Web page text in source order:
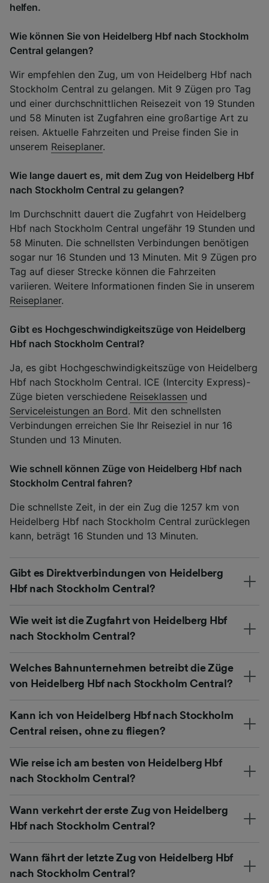
helfen.
Wie können Sie von Heidelberg Hbf nach Stockholm
Central gelangen?
Wir empfehlen den Zug, um von Heidelberg Hbf nach
Stockholm Central zu gelangen. Mit 9 Zügen pro Tag
und einer durchschnittlichen Reisezeit von 19 Stunden
und 58 Minuten ist Zugfahren eine großartige Art zu
reisen. Aktuelle Fahrzeiten und Preise finden Sie in
unserem Reiseplaner.
Wie lange dauert es, mit dem Zug von Heidelberg Hbf
nach Stockholm Central zu gelangen?
Im Durchschnitt dauert die Zugfahrt von Heidelberg
Hbf nach Stockholm Central ungefähr 19 Stunden und
58 Minuten. Die schnellsten Verbindungen benötigen
sogar nur 16 Stunden und 13 Minuten. Mit 9 Zügen pro
Tag auf dieser Strecke können die Fahrzeiten
variieren. Weitere Informationen finden Sie in unserem
Reiseplaner.
Gibt es Hochgeschwindigkeitszüge von Heidelberg
Hbf nach Stockholm Central?
Ja, es gibt Hochgeschwindigkeitszüge von Heidelberg
Hbf nach Stockholm Central. ICE (Intercity Express)-
Züge bieten verschiedene Reiseklassen und
Serviceleistungen an Bord. Mit den schnellsten
Verbindungen erreichen Sie Ihr Reiseziel in nur 16
Stunden und 13 Minuten.
Wie schnell können Züge von Heidelberg Hbf nach
Stockholm Central fahren?
Die schnellste Zeit, in der ein Zug die 1257 km von
Heidelberg Hbf nach Stockholm Central zurücklegen
kann, beträgt 16 Stunden und 13 Minuten.
Gibt es Direktverbindungen von Heidelberg
Hbf nach Stockholm Central?
Wie weit ist die Zugfahrt von Heidelberg Hbf
nach Stockholm Central?
Welches Bahnunternehmen betreibt die Züge
von Heidelberg Hbf nach Stockholm Central?
Kann ich von Heidelberg Hbf nach Stockholm
Central reisen, ohne zu fliegen?
Wie reise ich am besten von Heidelberg Hbf
nach Stockholm Central?
Wann verkehrt der erste Zug von Heidelberg
Hbf nach Stockholm Central?
Wann fährt der letzte Zug von Heidelberg Hbf
nach Stockholm Central?